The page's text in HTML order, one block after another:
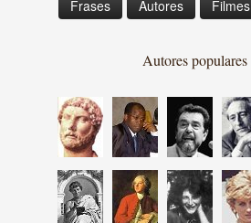
Frases Autores Filmes
Autores populares